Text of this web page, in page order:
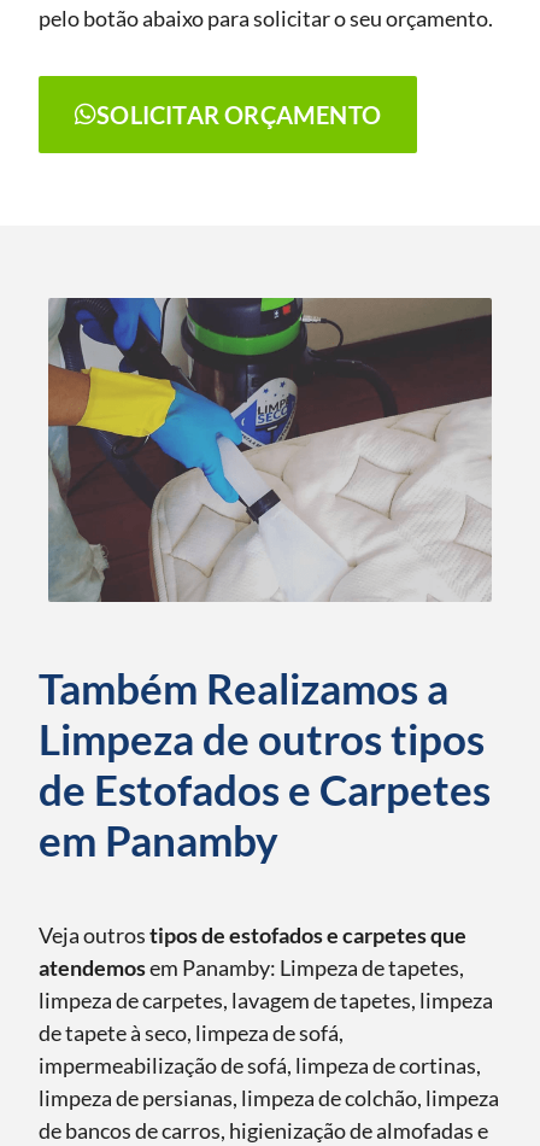
pelo botão abaixo para solicitar o seu orçamento.
SOLICITAR ORÇAMENTO
Também Realizamos a
Limpeza de outros tipos
de Estofados e Carpetes
em Panamby
Veja outrostipos de estofados e carpetes que
atendemosem Panamby: Limpeza de tapetes,
limpeza de carpetes, lavagem de tapetes, limpeza
de tapete à seco, limpeza de sofá,
impermeabilização de sofá, limpeza de cortinas,
limpeza de persianas, limpeza de colchão, limpeza
de bancos de carros, higienização de almofadas e